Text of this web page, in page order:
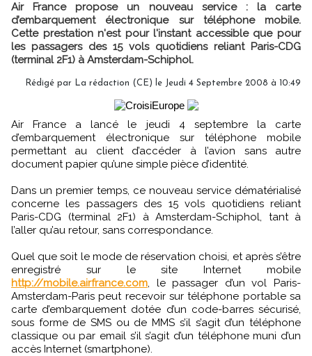
Air France propose un nouveau service : la carte
d’embarquement électronique sur téléphone mobile.
Cette prestation n'est pour l'instant accessible que pour
les passagers des 15 vols quotidiens reliant Paris-CDG
(terminal 2F1) à Amsterdam-Schiphol.
Rédigé par La rédaction (CE) le Jeudi 4 Septembre 2008 à 10:49
Air France a lancé le jeudi 4 septembre la carte
d’embarquement électronique sur téléphone mobile
permettant au client d’accéder à l’avion sans autre
document papier qu’une simple pièce d’identité.
Dans un premier temps, ce nouveau service dématérialisé
concerne les passagers des 15 vols quotidiens reliant
Paris-CDG (terminal 2F1) à Amsterdam-Schiphol, tant à
l’aller qu’au retour, sans correspondance.
Quel que soit le mode de réservation choisi, et après s’être
enregistré sur le site Internet mobile
http://mobile.airfrance.com, le passager d’un vol Paris-
Amsterdam-Paris peut recevoir sur téléphone portable sa
carte d’embarquement dotée d’un code-barres sécurisé,
sous forme de SMS ou de MMS s’il s’agit d’un téléphone
classique ou par email s’il s’agit d’un téléphone muni d’un
accès Internet (smartphone).